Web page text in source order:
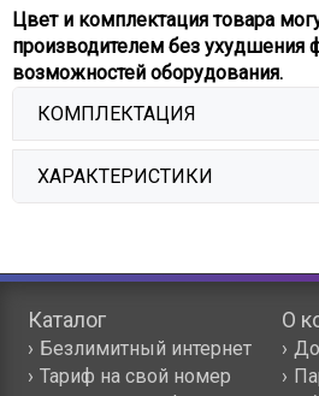
Цвет и комплектация товара
производителем без ухудшения
возможностей оборудования.
КОМПЛЕКТАЦИЯ
№ Наименование
2
Крепёжный комплект для
4
Гарантийный талон и
эксплуатации
ХАРАКТЕРИСТИКИ
(DL)
Полоса
2100 (3G)
LTE-2100
Каталог
Безлимитный интернет
Тариф на свой номер
О